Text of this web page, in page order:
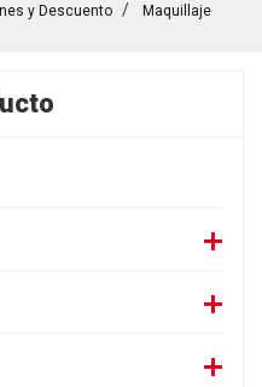
y Descuento Maquillaje